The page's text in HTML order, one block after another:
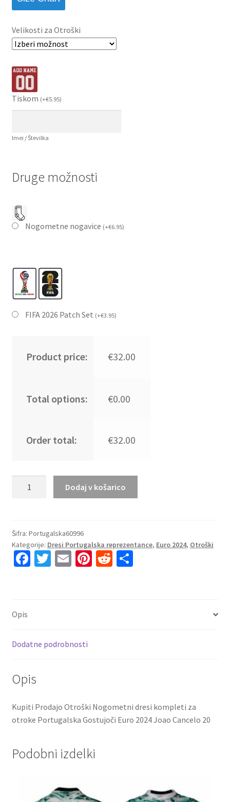
Velikosti za Otroški
Tiskom (+€5.95)
Imei / Številka
Druge možnosti
Nogometne nogavice (+€6.95)
FIFA 2026 Patch Set (+€3.95)
Product price: €32.00
Total options: €0.00
Order total: €32.00
dresi
kompleti
za
Euro
Cancelo
količina
Dodaj v košarico
Šifra: Portugalska60996
Kategorije: Dresi Portugalska reprezentance, Euro 2024, Otroški
Fa
k
T E Pi R S
Opis
Dodatne podrobnosti
Opis
Kupiti Prodajo Otroški Nogometni dresi kompleti za
otroke Portugalska Gostujoči Euro 2024 Joao Cancelo 20
Podobni izdelki